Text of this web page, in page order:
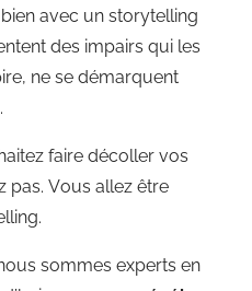
avec un storytelling
des impairs qui les
ne se démarquent
faire décoller vos
pas. Vous allez être
sommes experts en